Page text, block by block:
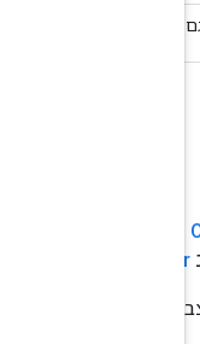
Operand